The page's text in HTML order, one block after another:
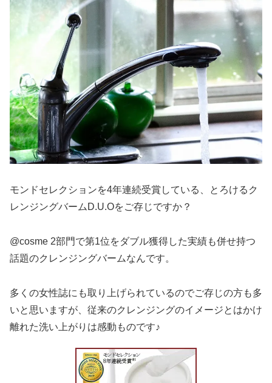
モンドセレクションを4年連続受賞している、とろけるク
レンジングバームD.U.Oをご存じですか？
@cosme 2部門で第1位をダブル獲得した実績も併せ持つ
話題のクレンジングバームなんです。
多くの女性誌にも取り上げられているのでご存じの方も多
いと思いますが、従来のクレンジングのイメージとはかけ
離れた洗い上がりは感動ものです♪